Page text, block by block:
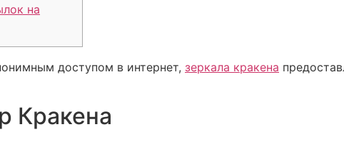
на
доступом в интернет, зеркала кракена
Кракена